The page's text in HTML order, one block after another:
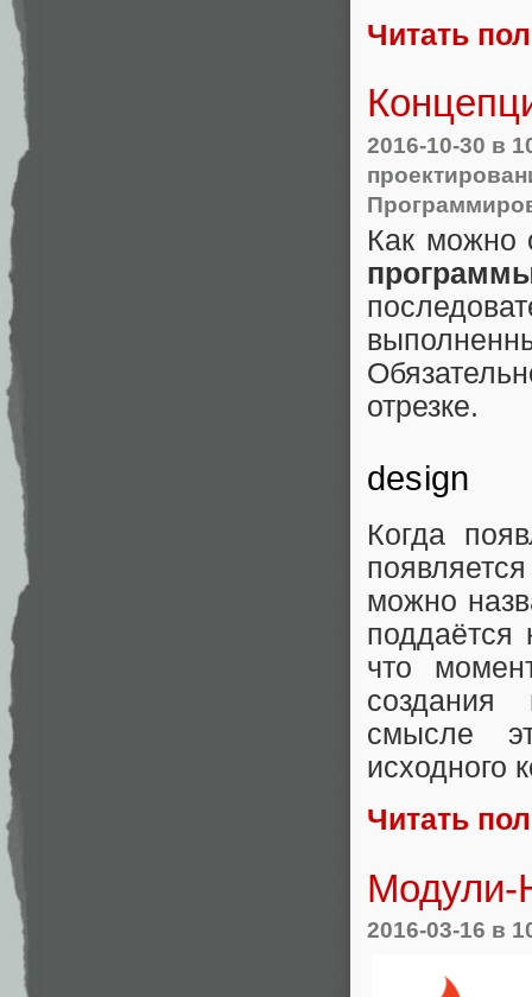
Читать
2016-10-30 в
Как можно
отрезке.
design
Когда
можно
поддаётся
что
создания
смысле
исходного
Читать
Модули-
2016-03-16 в